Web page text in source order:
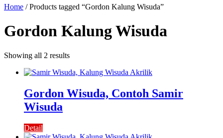
Home / Products tagged “Gordon Kalung Wisuda”
Gordon Kalung Wisuda
Showing all 2 results
Gordon Wisuda, Contoh Samir
Wisuda
Detail